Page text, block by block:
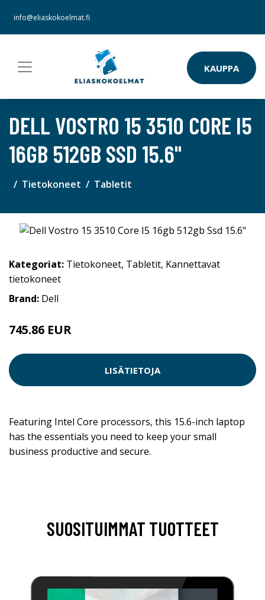
info@eliaskokoelmat.fi
KAUPPA
DELL VOSTRO 15 3510 CORE I5
16GB 512GB SSD 15.6"
Tietokoneet Tabletit
Kategoriat: Tietokoneet, Tabletit, Kannettavat
tietokoneet
Brand: Dell
745.86 EUR
LISÄTIETOJA
Featuring Intel Core processors, this 15.6-inch laptop
has the essentials you need to keep your small
business productive and secure.
SUOSITUIMMAT TUOTTEET